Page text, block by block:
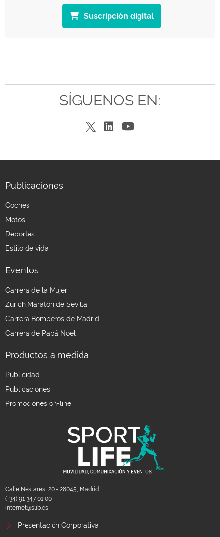
Suscripción digital
SÍGUENOS EN:
Publicaciones
Coches
Motos
Deportes
Estilo de vida
Eventos
Carrera de la Mujer
Zúrich Maratón de Sevilla
Carrera Bomberos de Madrid
Carrera de Papá Noel
Productos a medida
Publicidad
Publicaciones
Promociones on-line
Calle Nestares, 20 - 28045, Madrid
(+34) 91-347 01 00
internet@slib.es
Presentación Corporativa